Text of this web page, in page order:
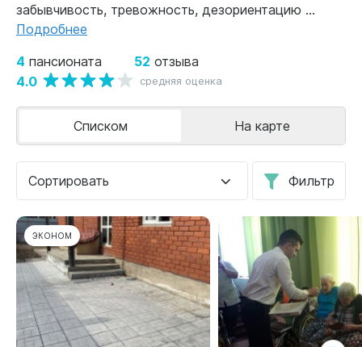
забывчивость, тревожность, дезориентацию ...
Подробнее
4 пансионата 52 отзыва
4.0 средняя оценка
Сортировать Фильтр
Списком На карте
ЭКОНОМ